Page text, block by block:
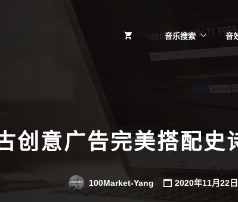
音乐搜索 音
创意广告完美搭配史
100Market-Yang 2020年11月22日